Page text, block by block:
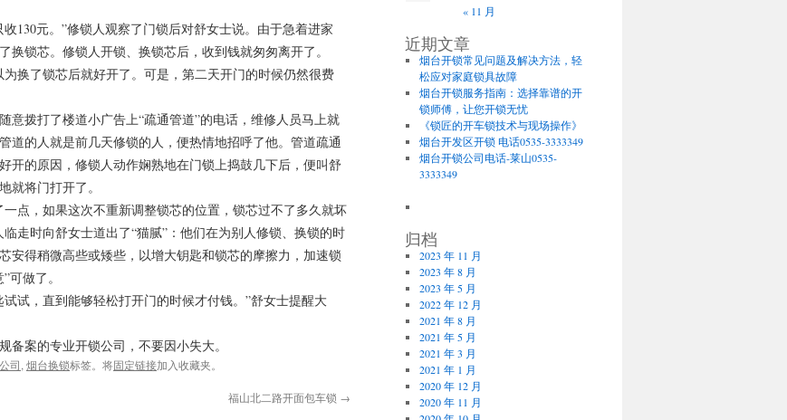
130元。”修锁人观察了门锁后对舒女士说。由于急着进家
换锁芯。修锁人开锁、换锁芯后，收到钱就匆匆离开了。
换了锁芯后就好开了。可是，第二天开门的时候仍然很费
意拨打了楼道小广告上“疏通管道”的电话，维修人员马上就
道的人就是前几天修锁的人，便热情地招呼了他。管道疏通
开的原因，修锁人动作娴熟地在门锁上捣鼓几下后，便叫舒
就将门打开了。
点，如果这次不重新调整锁芯的位置，锁芯过不了多久就坏
走时向舒女士道出了“猫腻”：他们在为别人修锁、换锁的时
安得稍微高些或矮些，以增大钥匙和锁芯的摩擦力，加速锁
可做了。
试，直到能够轻松打开门的时候才付钱。”舒女士提醒大
备案的专业开锁公司，不要因小失大。
司, 烟台换锁标签。将固定链接加入收藏夹。
福山北二路开面包车锁 →
« 11 月
近期文章
烟台开锁常见问题及解决方法，轻
松应对家庭锁具故障
烟台开锁服务指南：选择靠谱的开
锁师傅，让您开锁无忧
《锁匠的开车锁技术与现场操作》
烟台开发区开锁 电话0535-3333349
烟台开锁公司电话-莱山0535-
3333349
归档
2023 年 11 月
2023 年 8 月
2023 年 5 月
2022 年 12 月
2021 年 8 月
2021 年 5 月
2021 年 3 月
2021 年 1 月
2020 年 12 月
2020 年 11 月